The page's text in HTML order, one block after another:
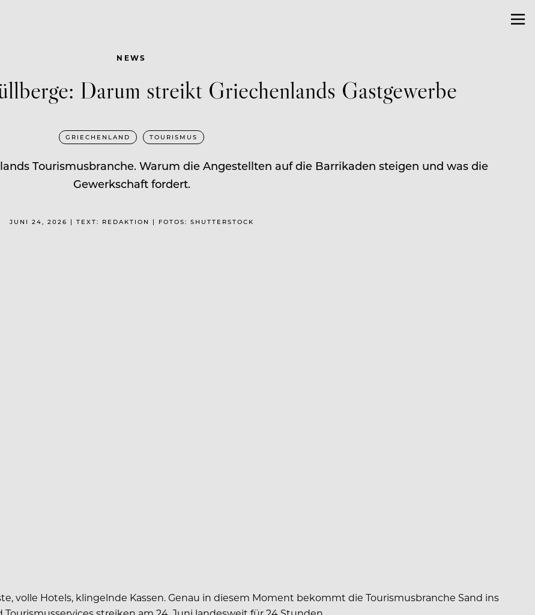
NEWS
Darum streikt Griechenlands Gastgewerbe
GRIECHENLAND TOURISMUS
Tourismusbranche. Warum die Angestellten auf die Barrikaden steigen und was die
Gewerkschaft fordert.
JUNI 24, 2026 | TEXT: REDAKTION | FOTOS: SHUTTERSTOCK
volle Hotels, klingelnde Kassen. Genau in diesem Moment bekommt die Tourismusbranche Sand ins